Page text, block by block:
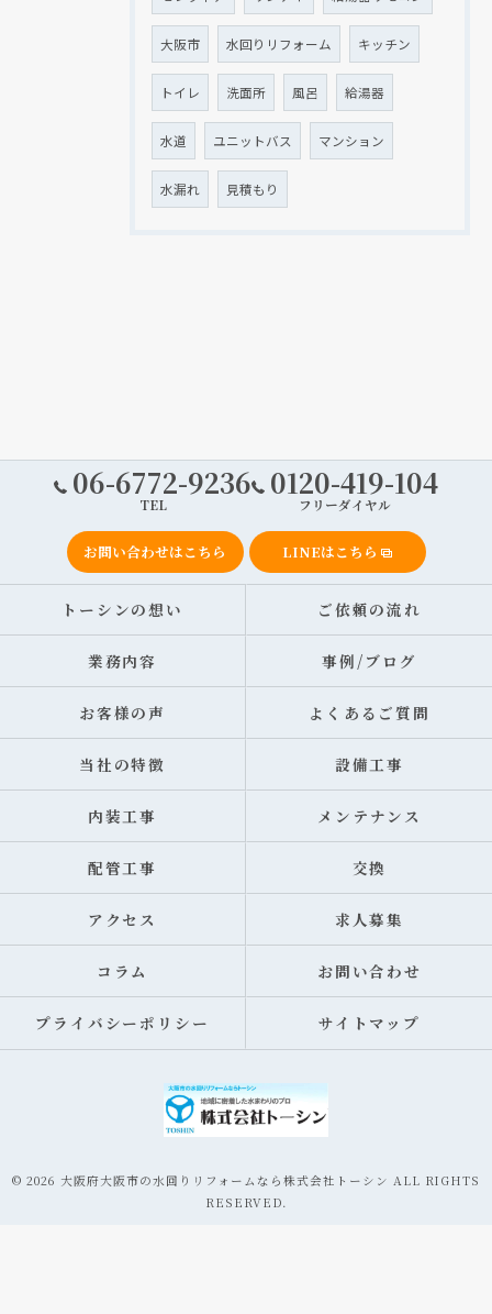
大阪市 水回りリフォーム キッチン
トイレ 洗面所 風呂 給湯器
水道 ユニットバス マンション
水漏れ 見積もり
06-6772-9236
TEL
0120-419-104
フリーダイヤル
お問い合わせはこちら LINEはこちら
トーシンの想い ご依頼の流れ
業務内容 事例/ブログ
お客様の声 よくあるご質問
当社の特徴 設備工事
内装工事 メンテナンス
配管工事 交換
アクセス 求人募集
コラム お問い合わせ
プライバシーポリシー サイトマップ
© 2026 大阪府大阪市の水回りリフォームなら株式会社トーシン ALL RIGHTS
RESERVED.